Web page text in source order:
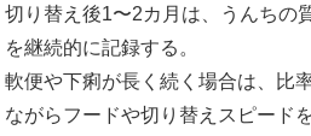
切り替え後1〜2カ月は、うんちの
を継続的に記録する。
軟便や下痢が長く続く場合は、比
ながらフードや切り替えスピード